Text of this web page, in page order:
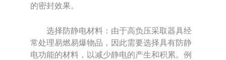
的密封效果。
选择防静电材料：由于高负压采取器具经
常处理易燃易爆物品，因此需要选择具有防静
电功能的材料，以减少静电的产生和积累。例